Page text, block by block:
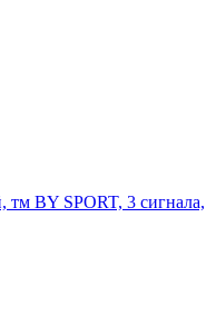
тм BY SPORT, 3 сигнала,